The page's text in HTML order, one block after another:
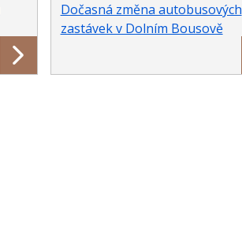
Dočasná změna autobusových
zastávek v Dolním Bousově